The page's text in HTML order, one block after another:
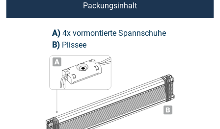
5b. Befestigungsvariante (B)
6. Vorbohren und Befestigungswinkel anschrauben
7. Spannschuhe anbringen
9. Montage abschließen
Packungsinhalt
A) 4x vormontierte Spannschuhe
B) Plissee